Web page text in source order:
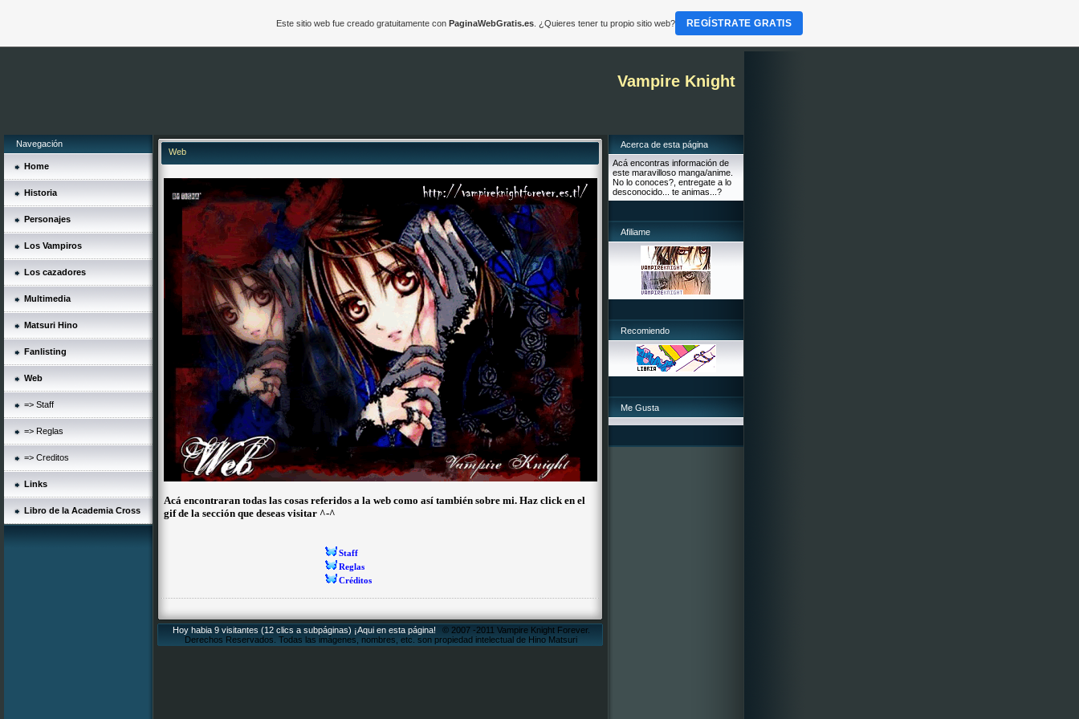
Vampire Knight
Navegación
Home
Historia
Personajes
Los Vampiros
Los cazadores
Multimedia
Matsuri Hino
Fanlisting
Web
=> Staff
=> Reglas
=> Creditos
Links
Libro de la Academia Cross
Web
Acá encontraran todas las cosas referidos a la web como así también sobre mi. Haz click en el
gif de la sección que deseas visitar ^-^
Staff
Reglas
Créditos
Hoy habia 9 visitantes (12 clics a subpáginas) ¡Aqui en esta página!
© 2007 -2011 Vampire Knight Forever.
Derechos Reservados. Todas las imágenes, nombres, etc. son propiedad intelectual de Hino Matsuri
Acerca de esta página
Acá encontras información de
este maravilloso manga/anime.
No lo conoces?, entregate a lo
desconocido... te animas...?
Afiliame
Recomiendo
Me Gusta
Este sitio web fue creado gratuitamente con PaginaWebGratis.es. ¿Quieres tener tu propio sitio web? REGÍSTRATE GRATIS